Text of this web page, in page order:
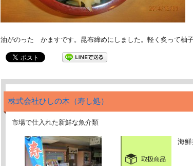
油がのった かますです。昆布締めにしました。軽く炙って柚
株式会社ひしの木（寿し処）
市場で仕入れた新鮮な魚介類
海鮮